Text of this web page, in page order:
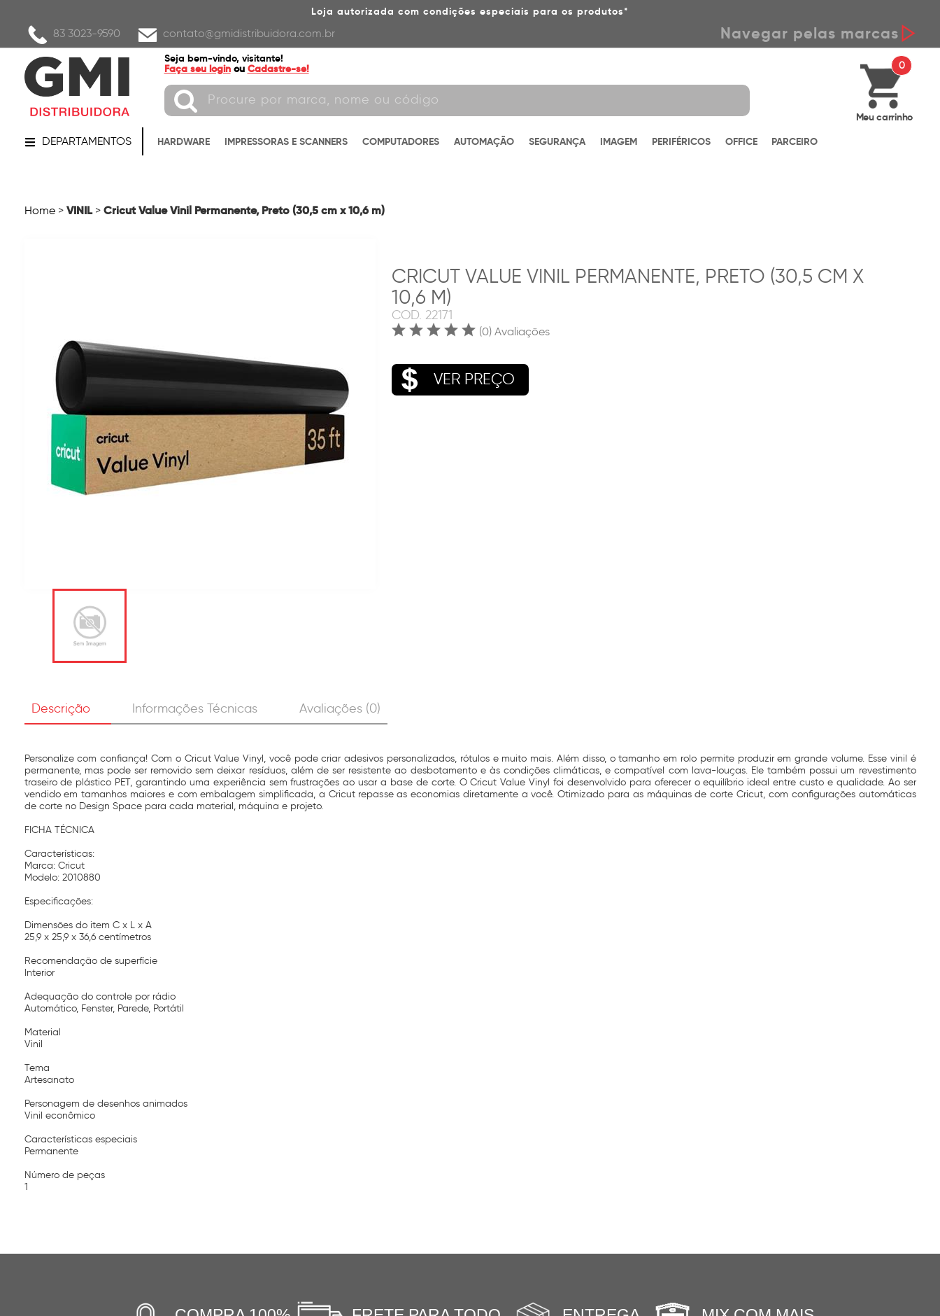
Loja autorizada com condições especiais para os produtos*
83 3023-9590 contato@gmidistribuidora.com.br Navegar pelas marcas
Seja bem-vindo, visitante!
Faça seu login ou Cadastre-se! 0
Meu carrinho
DEPARTAMENTOS HARDWARE IMPRESSORAS E SCANNERS COMPUTADORES AUTOMAÇÃO SEGURANÇA IMAGEM PERIFÉRICOS OFFICE PARCEIRO
Home > VINIL > Cricut Value Vinil Permanente, Preto (30,5 cm x 10,6 m)
CRICUT VALUE VINIL PERMANENTE, PRETO (30,5 CM X
10,6 M)
COD. 22171
(0) Avaliações
VER PREÇO
Descrição Informações Técnicas Avaliações (0)
Personalize com confiança! Com o Cricut Value Vinyl, você pode criar adesivos personalizados, rótulos e muito mais. Além disso, o tamanho em rolo permite produzir em grande volume. Esse vinil é
permanente, mas pode ser removido sem deixar resíduos, além de ser resistente ao desbotamento e às condições climáticas, e compatível com lava-louças. Ele também possui um revestimento
traseiro de plástico PET, garantindo uma experiência sem frustrações ao usar a base de corte. O Cricut Value Vinyl foi desenvolvido para oferecer o equilíbrio ideal entre custo e qualidade. Ao ser
vendido em tamanhos maiores e com embalagem simplificada, a Cricut repasse as economias diretamente a você. Otimizado para as máquinas de corte Cricut, com configurações automáticas
de corte no Design Space para cada material, máquina e projeto.
FICHA TÉCNICA
Características:
Marca: Cricut
Modelo: 2010880
Especificações:
Dimensões do item C x L x A
25,9 x 25,9 x 36,6 centímetros
Recomendação de superfície
Interior
Adequação do controle por rádio
Automático, Fenster, Parede, Portátil
Material
Vinil
Tema
Artesanato
Personagem de desenhos animados
Vinil econômico
Características especiais
Permanente
Número de peças
1